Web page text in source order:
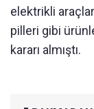
elektrikli
pilleri gibi
kararı almıştı.